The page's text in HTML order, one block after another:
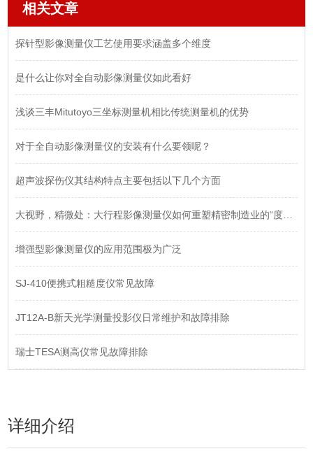
相关文章
探针型影像测量仪工艺使用要求涵盖多个维度
是什么让你对全自动影像测量仪如此看好
浅谈三丰Mitutoyo三坐标测量机相比传统测量机的优势
对于全自动影像测量仪的安装有什么要领呢？
超声波探伤仪其结构特点主要包括以下几个方面
大视野，精微处：大行程影像测量仪如何重塑精密制造业的“度量衡”
增强型影像测量仪的应用范围极为广泛
SJ-410便携式粗糙度仪常见故障
JT12A-B新天光学测量投影仪日常维护和故障排除
瑞士TESA测高仪常见故障排除
详细介绍